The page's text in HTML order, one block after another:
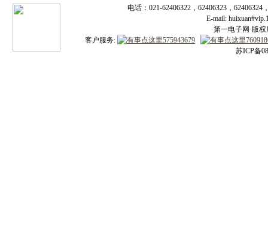
电话：021-62406322，62406323，
E-mail:
第一电子网·版权
客户服务:
苏ICP备